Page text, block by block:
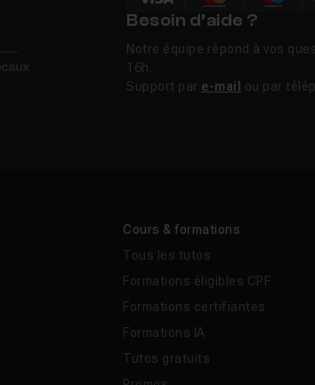
Besoin d’aide ?
Notre équipe répond à vos
16h.
Support par e-mail ou par
Cours & formations
Tous les tutos
Formations éligibles CPF
Formations certifiantes
Formations IA
Tutos gratuits